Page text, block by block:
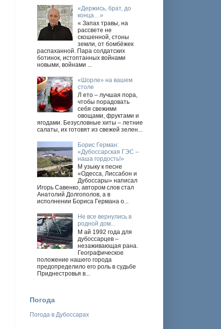
«Держись, брат, до
конца…»
« Запах травы, на
рассвете не
скошенной, стоны
земли, от бомбёжек
распаханной. Пара солдатских
ботинок, истоптанных войнами
новыми, войнами ...
«Шорле» на вашем
столе
Л ето – лучшая пора,
чтобы порадовать
себя свежими
овощами, фруктами и
ягодами. Безусловные хиты – летние
салаты, их готовят из свежей зелен...
Борис Герман:
«Дубоссарская ГЭС –
наша гордость!»
М узыку к песне
«Одесса, Лиссабон и
Дубоссары» написал
Игорь Савенко, автором слов стал
Анатолий Долгополов, а в
исполнении Бориса Германа о...
Не все вернулись в
родной дом...
М ай 1992 года для
дубоссарцев –
незаживающая рана.
Географическое
положение нашего города
предопределило его роль в судьбе
Приднестровья в...
Погода
Погода в Дубоссарах